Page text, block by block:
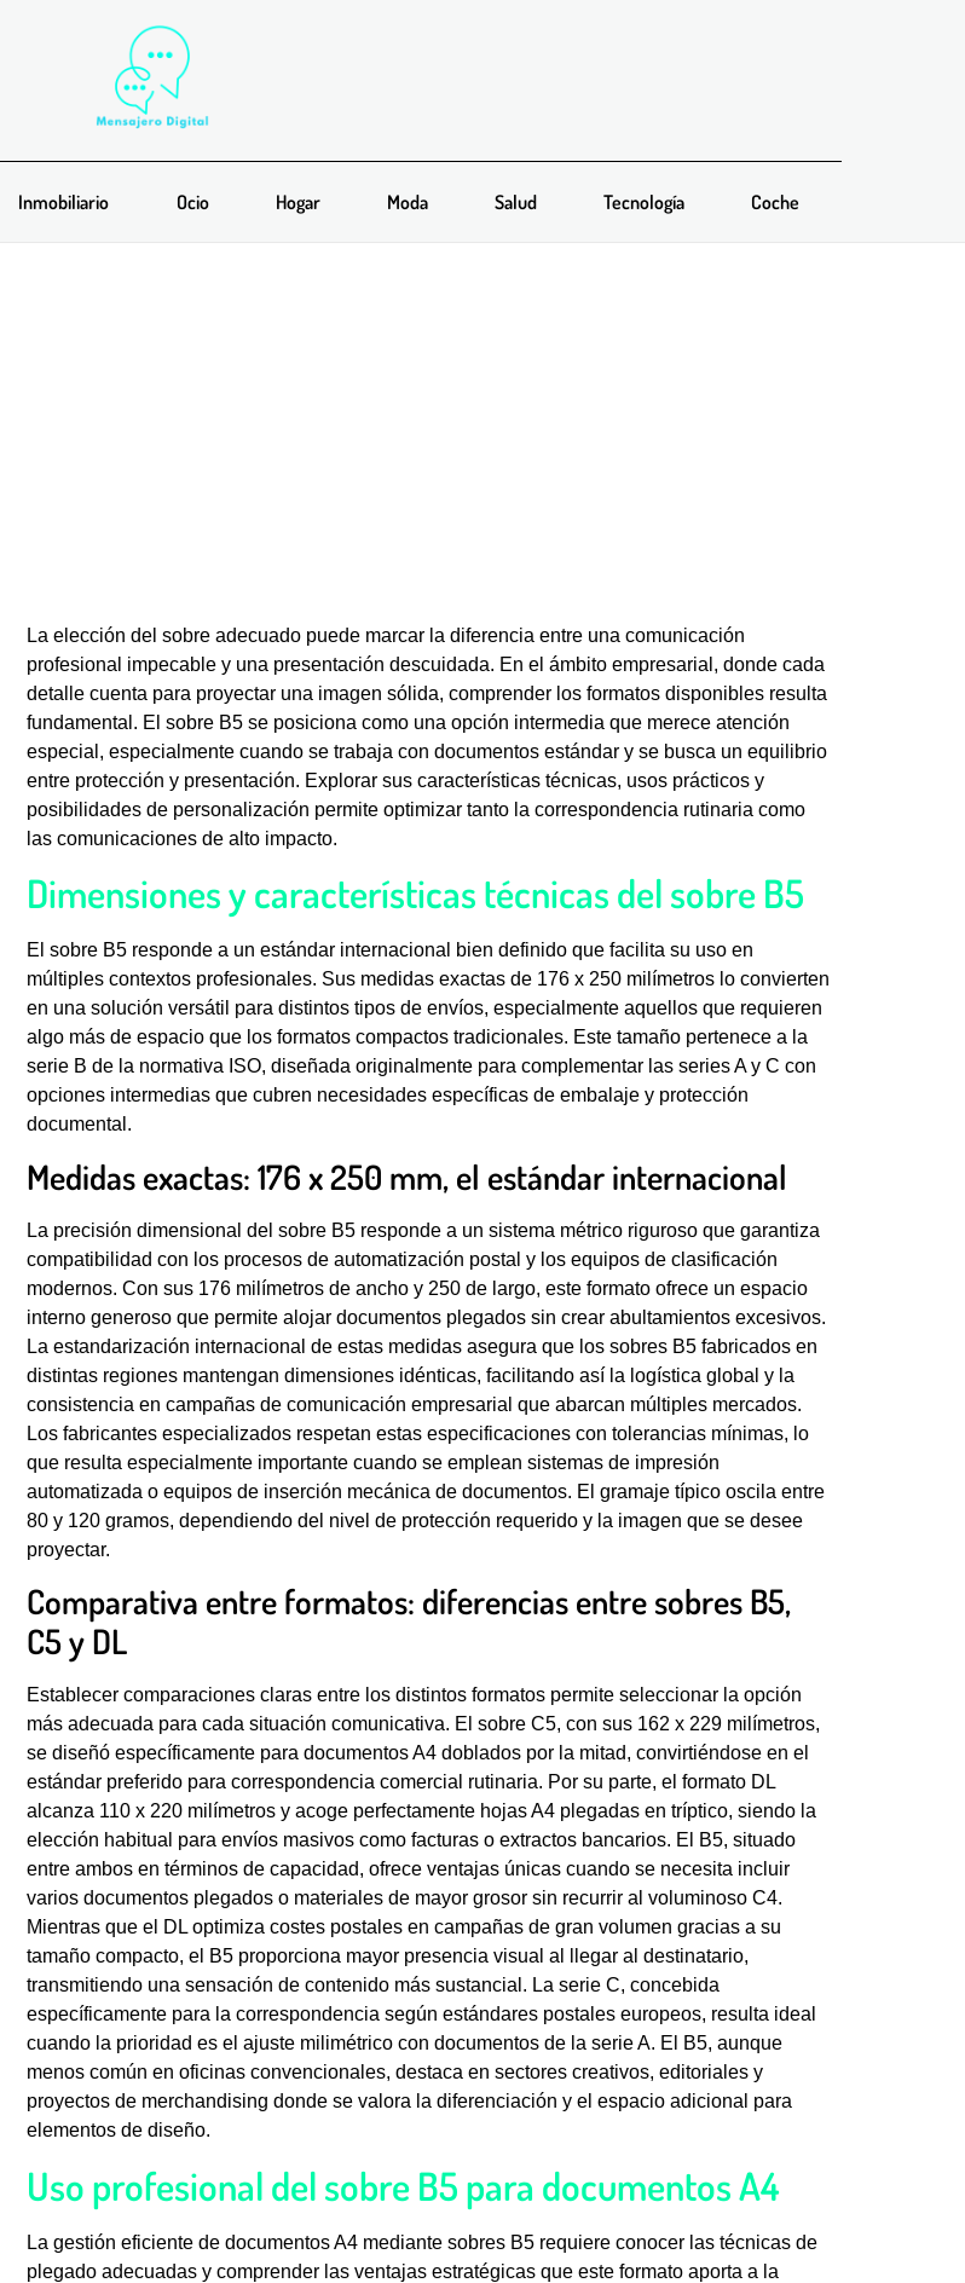
Inmobiliario Ocio Hogar Moda Salud Tecnología Coche
La elección del sobre adecuado puede marcar la diferencia entre una comunicación
profesional impecable y una presentación descuidada. En el ámbito empresarial, donde cada
detalle cuenta para proyectar una imagen sólida, comprender los formatos disponibles resulta
fundamental. El sobre B5 se posiciona como una opción intermedia que merece atención
especial, especialmente cuando se trabaja con documentos estándar y se busca un equilibrio
entre protección y presentación. Explorar sus características técnicas, usos prácticos y
posibilidades de personalización permite optimizar tanto la correspondencia rutinaria como
las comunicaciones de alto impacto.
Dimensiones y características técnicas del sobre B5
El sobre B5 responde a un estándar internacional bien definido que facilita su uso en
múltiples contextos profesionales. Sus medidas exactas de 176 x 250 milímetros lo convierten
en una solución versátil para distintos tipos de envíos, especialmente aquellos que requieren
algo más de espacio que los formatos compactos tradicionales. Este tamaño pertenece a la
serie B de la normativa ISO, diseñada originalmente para complementar las series A y C con
opciones intermedias que cubren necesidades específicas de embalaje y protección
documental.
Medidas exactas: 176 x 250 mm, el estándar internacional
La precisión dimensional del sobre B5 responde a un sistema métrico riguroso que garantiza
compatibilidad con los procesos de automatización postal y los equipos de clasificación
modernos. Con sus 176 milímetros de ancho y 250 de largo, este formato ofrece un espacio
interno generoso que permite alojar documentos plegados sin crear abultamientos excesivos.
La estandarización internacional de estas medidas asegura que los sobres B5 fabricados en
distintas regiones mantengan dimensiones idénticas, facilitando así la logística global y la
consistencia en campañas de comunicación empresarial que abarcan múltiples mercados.
Los fabricantes especializados respetan estas especificaciones con tolerancias mínimas, lo
que resulta especialmente importante cuando se emplean sistemas de impresión
automatizada o equipos de inserción mecánica de documentos. El gramaje típico oscila entre
80 y 120 gramos, dependiendo del nivel de protección requerido y la imagen que se desee
proyectar.
Comparativa entre formatos: diferencias entre sobres B5,
C5 y DL
Establecer comparaciones claras entre los distintos formatos permite seleccionar la opción
más adecuada para cada situación comunicativa. El sobre C5, con sus 162 x 229 milímetros,
se diseñó específicamente para documentos A4 doblados por la mitad, convirtiéndose en el
estándar preferido para correspondencia comercial rutinaria. Por su parte, el formato DL
alcanza 110 x 220 milímetros y acoge perfectamente hojas A4 plegadas en tríptico, siendo la
elección habitual para envíos masivos como facturas o extractos bancarios. El B5, situado
entre ambos en términos de capacidad, ofrece ventajas únicas cuando se necesita incluir
varios documentos plegados o materiales de mayor grosor sin recurrir al voluminoso C4.
Mientras que el DL optimiza costes postales en campañas de gran volumen gracias a su
tamaño compacto, el B5 proporciona mayor presencia visual al llegar al destinatario,
transmitiendo una sensación de contenido más sustancial. La serie C, concebida
específicamente para la correspondencia según estándares postales europeos, resulta ideal
cuando la prioridad es el ajuste milimétrico con documentos de la serie A. El B5, aunque
menos común en oficinas convencionales, destaca en sectores creativos, editoriales y
proyectos de merchandising donde se valora la diferenciación y el espacio adicional para
elementos de diseño.
Uso profesional del sobre B5 para documentos A4
La gestión eficiente de documentos A4 mediante sobres B5 requiere conocer las técnicas de
plegado adecuadas y comprender las ventajas estratégicas que este formato aporta a la